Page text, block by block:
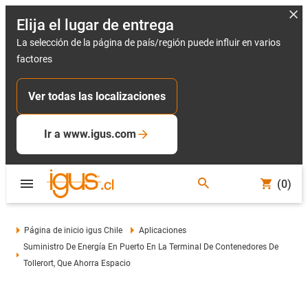
Elija el lugar de entrega
La selección de la página de país/región puede influir en varios
factores
Ver todas las localizaciones
Ir a www.igus.com
(0)
Página de inicio igus Chile
Aplicaciones
Suministro De Energía En Puerto En La Terminal De Contenedores De
Tollerort, Que Ahorra Espacio